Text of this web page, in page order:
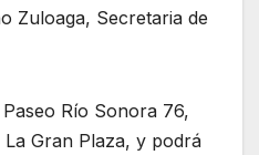
Zuloaga, Secretaria de
Río Sonora 76,
Gran Plaza, y podrá